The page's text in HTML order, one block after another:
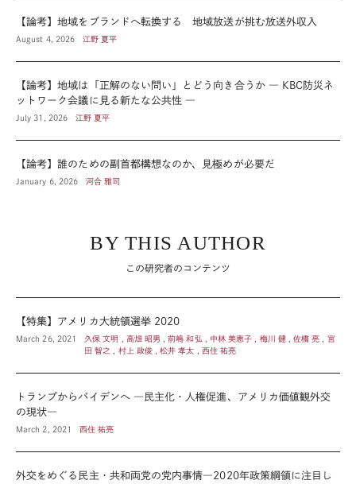
【論考】地域をブランドへ転換する 地域放送が挑む放送外収入
August 4, 2026 江野 夏平
【論考】地域は「正解のない問い」とどう向き合うか ― KBC防災ネ
ットワーク会議に見る新たな公共性 ―
July 31, 2026 江野 夏平
【論考】誰のための副首都構想なのか、見極めが必要だ
January 6, 2026 河合 雅司
BY THIS AUTHOR
この研究者のコンテンツ
【特集】アメリカ大統領選挙 2020
March 26, 2021
久保 文明 , 高畑 昭男 , 前嶋 和弘 , 中林 美恵子 , 梅川 健 , 佐橋 亮 , 宮
田 智之 , 村上 政俊 , 松井 孝太 , 西住 祐亮
トランプからバイデンへ ―民主化・人権促進、アメリカ価値観外交
の現状―
March 2, 2021 西住 祐亮
外交をめぐる民主・共和両党の党内事情―2020年政策綱領に注目し